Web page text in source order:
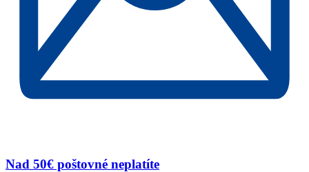
Nad 50€ poštovné neplatíte